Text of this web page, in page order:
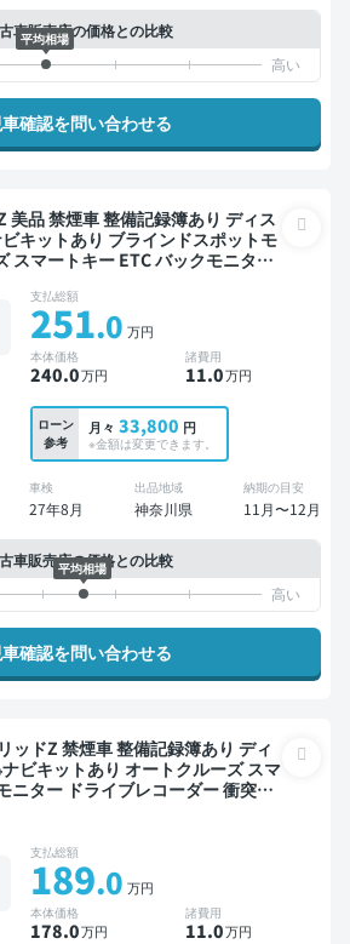
車販売店の価格との比較
平均相場
確認を問い合わせる
キットあり ブラインドスポットモ
スマートキー ETC バックモニター
支払総額
251.0 万円
本体価格
240.0万円
諸費用
11.0万円
ローン
参考
月々 33,800 円
※金額は変更できます。
車検
27年8月
出品地域
神奈川県
納期の目安
11月〜12月
車販売店の価格との比較
平均相場
確認を問い合わせる
録簿あり ディ
ビキットあり オートクルーズ スマ
ニター ドライブレコーダー 衝突軽
支払総額
189.0 万円
本体価格
178.0万円
諸費用
11.0万円